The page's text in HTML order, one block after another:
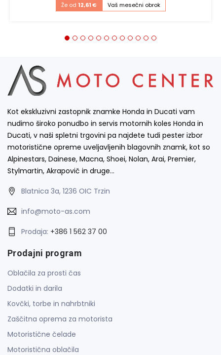
Že od 12,61 € Vaš mesečni obrok
Kot ekskluzivni zastopnik znamke Honda in Ducati vam
nudimo široko ponudbo in servis motornih koles Honda in
Ducati, v naši spletni trgovini pa najdete tudi pester izbor
motoristične opreme uveljavljenih blagovnih znamk, kot so
Alpinestars, Dainese, Macna, Shoei, Nolan, Arai, Premier,
Stylmartin, Akrapovič in druge…
Blatnica 3a, 1236 OIC Trzin
info@moto-as.com
Prodaja: +386 1 562 37 00
Prodajni program
Oblačila za prosti čas
Dodatki in darila
Kovčki, torbe in nahrbtniki
Zaščitna oprema za motorista
Motoristične čelade
Motoristična oblačila